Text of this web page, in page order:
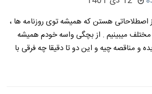
اصطلاحاتی هستن که همیشه توی روزنامه ها ،
میبینیم . از بچگی واسه خودم همیشه
و مناقصه چیه و این دو تا دقیقا چه فرقی با